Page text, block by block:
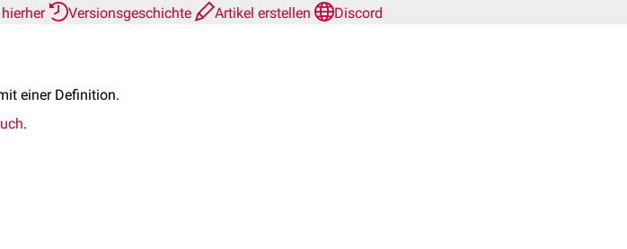
Versionsgeschichte Artikel erstellen Discord
einer Definition.
.